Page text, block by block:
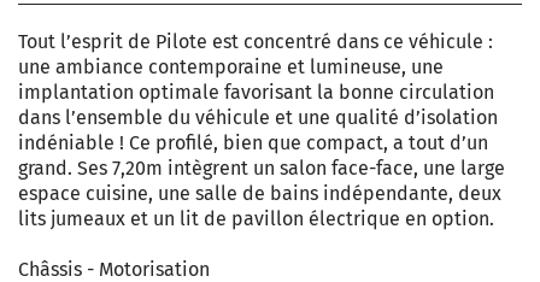
Tout l’esprit de Pilote est concentré dans ce véhicule :
une ambiance contemporaine et lumineuse, une
implantation optimale favorisant la bonne circulation
dans l’ensemble du véhicule et une qualité d’isolation
indéniable ! Ce profilé, bien que compact, a tout d’un
grand. Ses 7,20m intègrent un salon face-face, une large
espace cuisine, une salle de bains indépendante, deux
lits jumeaux et un lit de pavillon électrique en option.
Châssis - Motorisation